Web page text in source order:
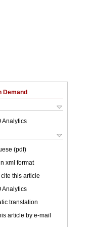
Demand
Analytics
(pdf)
xml format
this article
Analytics
translation
article by e-mail